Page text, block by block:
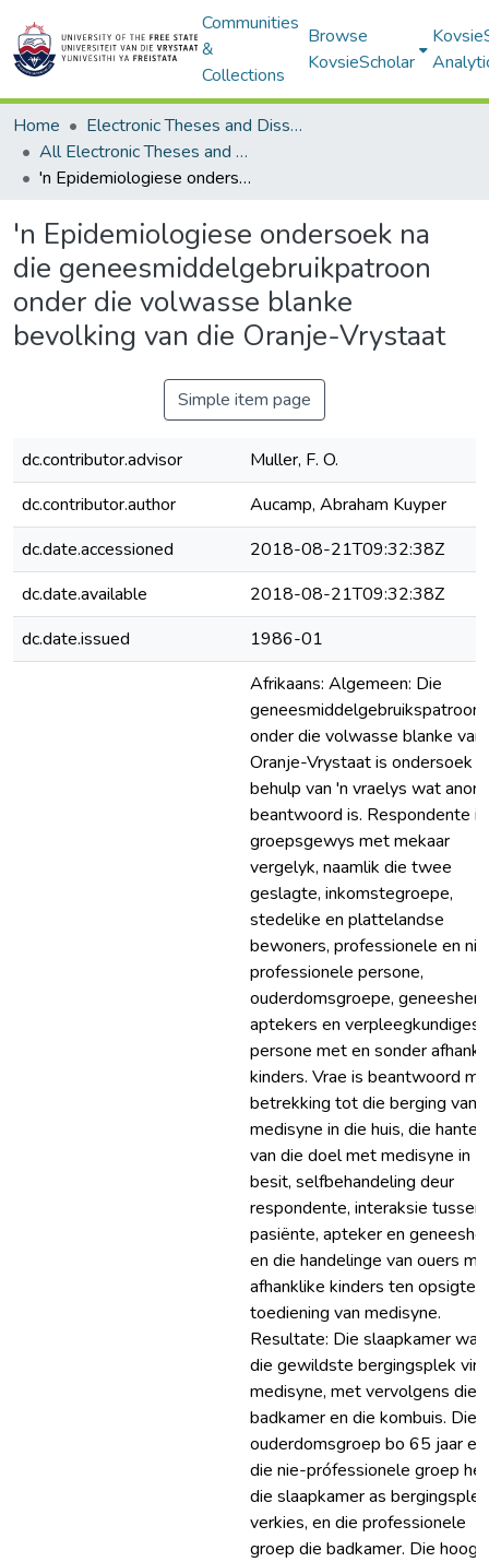
Communities
&
Collections
Browse
KovsieScholar
Home
Electronic Theses and Dissertations
All Electronic Theses and Dissertations
'n Epidemiologiese ondersoek na die geneesmiddelgebruikpatroon onder die volwasse blanke bevolking van die Oranje-Vrystaat
'n Epidemiologiese ondersoek na
die geneesmiddelgebruikpatroon
onder die volwasse blanke
bevolking van die Oranje-Vrystaat
Simple item page
dc.contributor.advisor
Muller, F. O.
dc.contributor.author
Aucamp, Abraham Kuyper
dc.date.accessioned
2018-08-21T09:32:38Z
dc.date.available
2018-08-21T09:32:38Z
dc.date.issued
1986-01
Afrikaans: Algemeen: Die
geneesmiddelgebruikspatroon
onder die volwasse blanke van
Oranje-Vrystaat is ondersoek
behulp van 'n vraelys wat
beantwoord is. Respondente is
groepsgewys met mekaar
vergelyk, naamlik die twee
geslagte, inkomstegroepe,
stedelike en plattelandse
bewoners, professionele en
professionele persone,
ouderdomsgroepe,
aptekers en verpleegkundiges,
persone met en sonder
kinders. Vrae is beantwoord
betrekking tot die berging van
medisyne in die huis, die
van die doel met medisyne in
besit, selfbehandeling deur
respondente, interaksie tussen
pasiënte, apteker en
en die handelinge van ouers
afhanklike kinders ten opsigte
toediening van medisyne.
Resultate: Die slaapkamer was
die gewildste bergingsplek vir
medisyne, met vervolgens die
badkamer en die kombuis. Die
ouderdomsgroep bo 65 jaar en
die nie-prófessionele groep het
die slaapkamer as bergingsplek
verkies, en die professionele
groep die badkamer. Die